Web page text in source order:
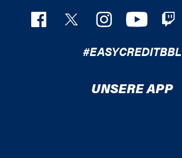
#EASYCREDITBBL
UNSERE APP